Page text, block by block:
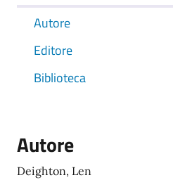
Autore
Editore
Biblioteca
Autore
Deighton, Len